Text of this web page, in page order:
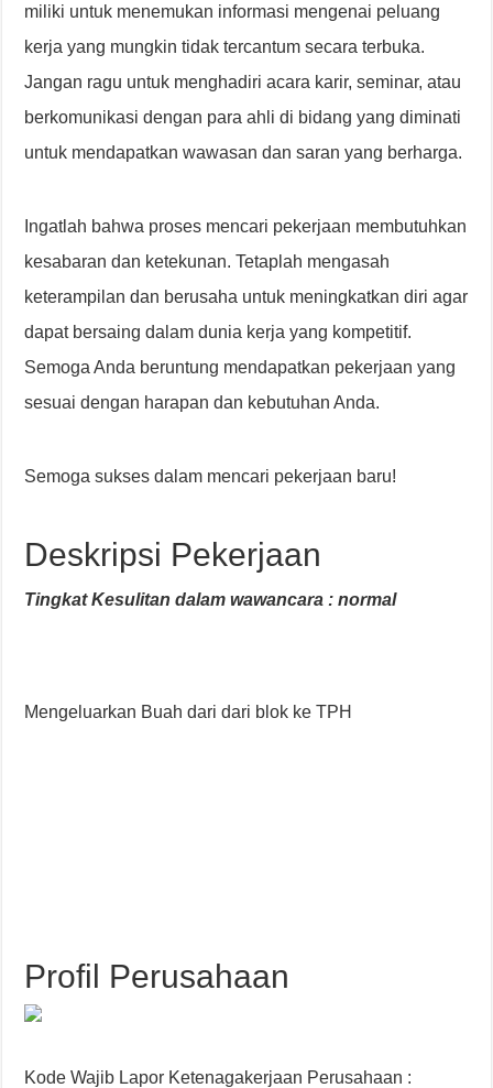
miliki untuk menemukan informasi mengenai peluang
kerja yang mungkin tidak tercantum secara terbuka.
Jangan ragu untuk menghadiri acara karir, seminar, atau
berkomunikasi dengan para ahli di bidang yang diminati
untuk mendapatkan wawasan dan saran yang berharga.
Ingatlah bahwa proses mencari pekerjaan membutuhkan
kesabaran dan ketekunan. Tetaplah mengasah
keterampilan dan berusaha untuk meningkatkan diri agar
dapat bersaing dalam dunia kerja yang kompetitif.
Semoga Anda beruntung mendapatkan pekerjaan yang
sesuai dengan harapan dan kebutuhan Anda.
Semoga sukses dalam mencari pekerjaan baru!
Deskripsi Pekerjaan
Tingkat Kesulitan dalam wawancara : normal
Mengeluarkan Buah dari dari blok ke TPH
Profil Perusahaan
Kode Wajib Lapor Ketenagakerjaan Perusahaan :